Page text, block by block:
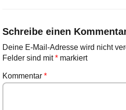
Schreibe einen
Deine E-Mail-Adresse wird nicht
Felder sind mit*markiert
Kommentar *